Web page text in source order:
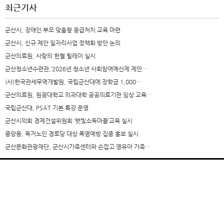
최근기사
군산시, 장애인 부모 맞춤형 응급처치 교육 마련
군산시, 신규 제안 일자리사업 정책화 방안 논의
군산의료원, 사랑의 헌혈 릴레이 실시
군산청소년수련관,‘2026년 청소년 사회참여예산제 제안…
(사)한국관세무역개발원, 국립군산대에 장학금 1,000…
군산의료원, 원광대학교 의과대학 공공의료기관 임상 교육…
국립군산대, PSAT 기본 특강 운영
군산시의회 경제건설위원회 ‘햇빛소득마을’교육 실시
중앙동, 독거노인·경로당 대상 폭염예방 집중 홍보 실시
군산문화관광재단, 군산시가족센터와 손잡고 영유아 가족…